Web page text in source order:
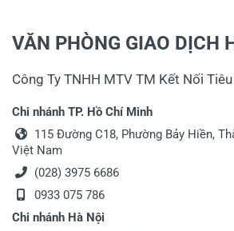
VĂN PHÒNG GIAO DỊCH
Công Ty TNHH MTV TM Kết Nối
Chi nhánh TP. Hồ Chí Minh
115 Đường C18, Phường Bảy Hiền,
Việt Nam
(028) 3975 6686
0933 075 786
Chi nhánh Hà Nội